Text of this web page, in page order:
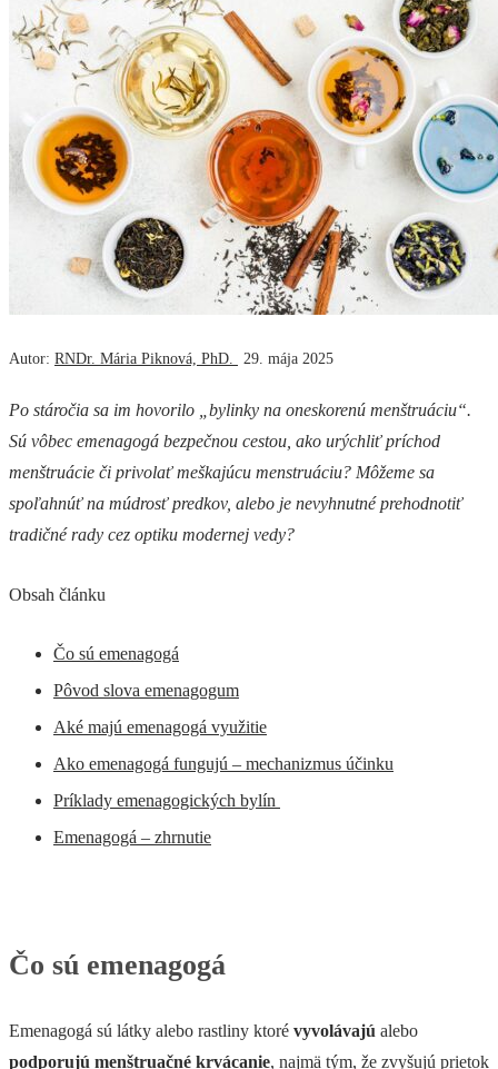
Autor: RNDr. Mária Piknová, PhD. 29. mája 2025
Po stáročia sa im hovorilo „bylinky na oneskorenú menštruáciu“.
Sú vôbec emenagogá bezpečnou cestou, ako urýchliť príchod
menštruácie či privolať meškajúcu menstruáciu? Môžeme sa
spoľahnúť na múdrosť predkov, alebo je nevyhnutné prehodnotiť
tradičné rady cez optiku modernej vedy?
Obsah článku
Čo sú emenagogá
Pôvod slova emenagogum
Aké majú emenagogá využitie
Ako emenagogá fungujú – mechanizmus účinku
Príklady emenagogických bylín
Emenagogá – zhrnutie
Čo sú emenagogá
Emenagogá sú látky alebo rastliny ktoré vyvolávajú alebo
podporujú menštruačné krvácanie, najmä tým, že zvyšujú prietok